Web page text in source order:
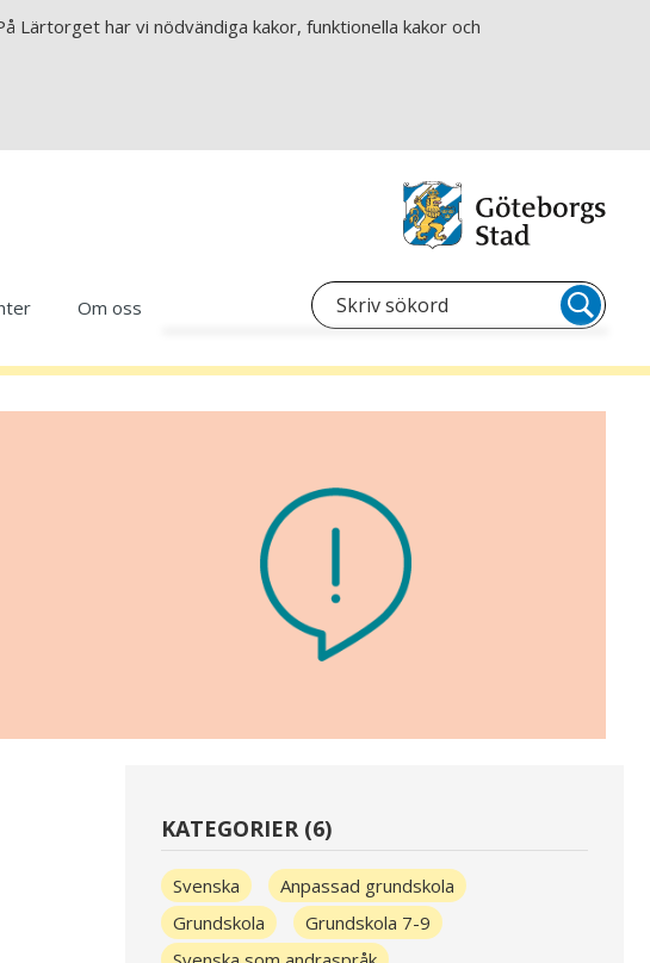
Lärtorget har vi nödvändiga kakor, funktionella kakor och
Om oss
KATEGORIER (6)
Svenska
Anpassad grundskola
Grundskola
Grundskola 7-9